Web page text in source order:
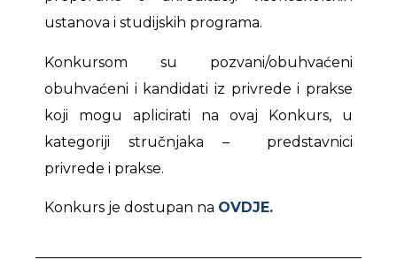
ustanova i studijskih programa.
Konkursom su pozvani/obuhvaćeni
obuhvaćeni i kandidati iz privrede i prakse
koji mogu aplicirati na ovaj Konkurs, u
kategoriji stručnjaka – predstavnici
privrede i prakse.
Konkurs je dostupan na OVDJE.